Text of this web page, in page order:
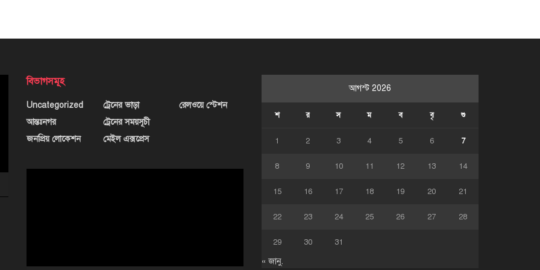
বিভাগসমূহ
Uncategorized
আন্তঃনগর
জনপ্রিয় লোকেশন
ট্রেনের ভাড়া
ট্রেনের সময়সূচী
মেইল এক্সপ্রেস
রেলওয়ে স্টেশন
আগস্ট 2026
শ র স ম ব বৃ শু
1 2 3 4 5 6 7
8 9 10 11 12 13 14
15 16 17 18 19 20 21
22 23 24 25 26 27 28
29 30 31
« জানু.